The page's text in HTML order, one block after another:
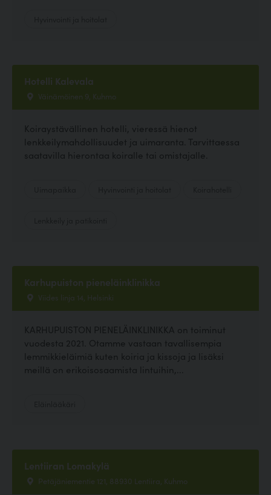
Hotelli Kalevala
Väinämöinen 9, Kuhmo
Koiraystävällinen hotelli, vieressä hienot
lenkkeilymahdollisuudet ja uimaranta. Tarvittaessa
saatavilla hierontaa koiralle tai omistajalle.
Karhupuiston pieneläinklinikka
Viides linja 14, Helsinki
KARHUPUISTON PIENELÄINKLINIKKA on toiminut
vuodesta 2021. Otamme vastaan tavallisempia
lemmikkieläimiä kuten koiria ja kissoja ja lisäksi
meillä on erikoisosaamista lintuihin,...
Lentiiran Lomakylä
Petäjäniementie 121, 88930 Lentiira, Kuhmo